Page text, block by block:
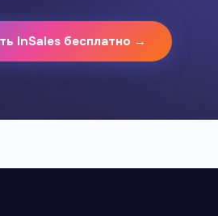
InSales бесплатно →